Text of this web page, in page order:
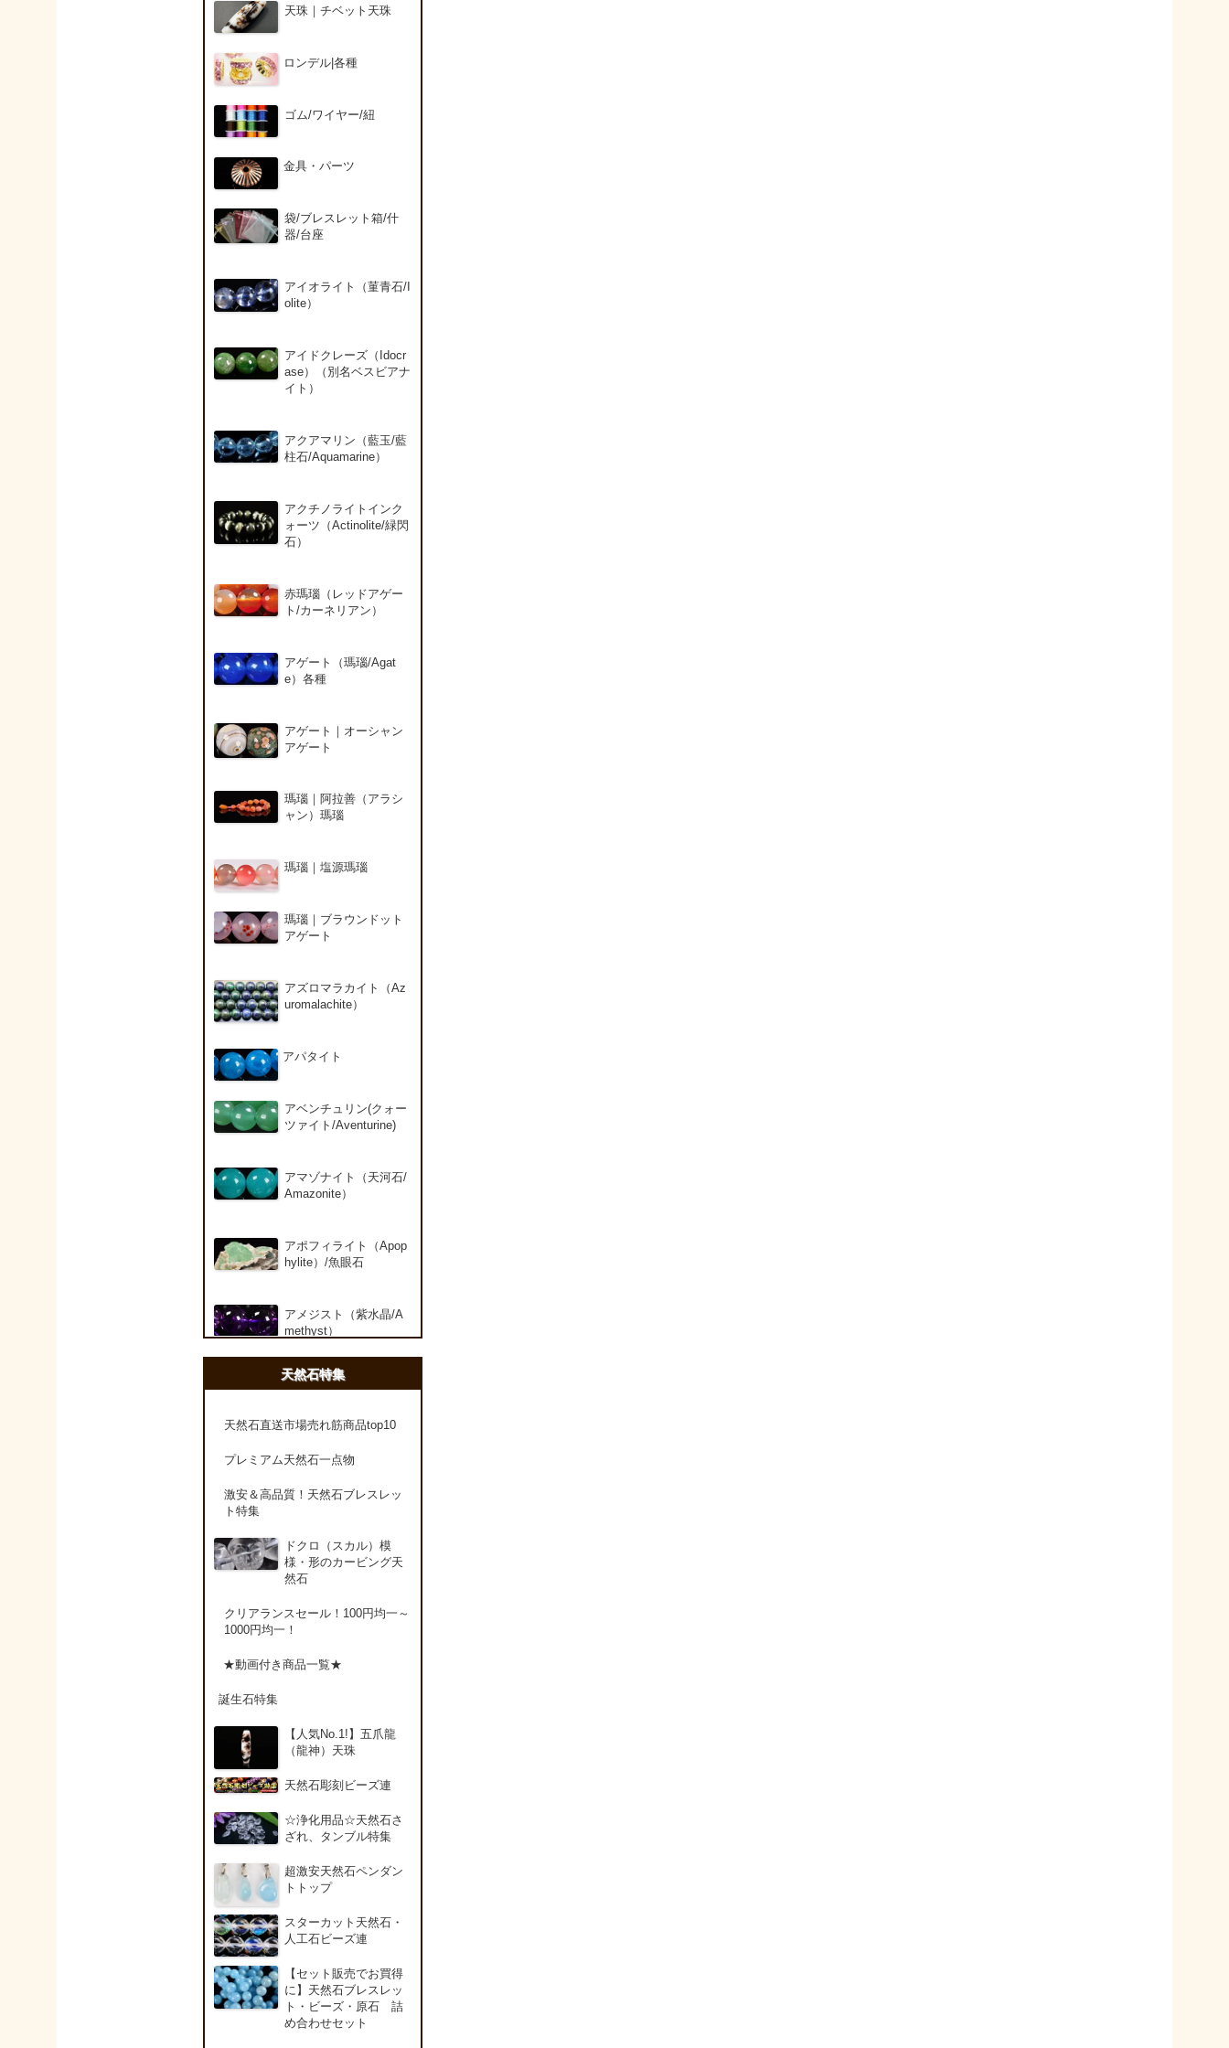
天珠｜チベット天珠
ロンデル|各種
ゴム/ワイヤー/紐
金具・パーツ
袋/ブレスレット箱/什
器/台座
アイオライト（菫青石/I
olite）
アイドクレーズ（Idocr
ase）（別名ベスビアナ
イト）
アクアマリン（藍玉/藍
柱石/Aquamarine）
アクチノライトインク
ォーツ（Actinolite/緑閃
石）
赤瑪瑙（レッドアゲー
ト/カーネリアン）
アゲート（瑪瑙/Agat
e）各種
アゲート｜オーシャン
アゲート
瑪瑙｜阿拉善（アラシ
ャン）瑪瑙
瑪瑙｜塩源瑪瑙
瑪瑙｜ブラウンドット
アゲート
アズロマラカイト（Az
uromalachite）
アパタイト
アベンチュリン(クォー
ツァイト/Aventurine)
アマゾナイト（天河石/
Amazonite）
アポフィライト（Apop
hylite）/魚眼石
アメジスト（紫水晶/A
methyst）
アメシスティンクォー
ラベンダーアメジスト
アラゴナイト（霰石/Ar
アンデシン（チベット
産日長石）
アンフィボールインク
ォーツ(Amphibole)
アンフィボールロック/
ye）
インカローズ（ロード
クロサイト/Rhodochros
インディアンアゲート(I
ndian Agate)
天然石特集
天然石直送市場売れ筋商品top10
プレミアム天然石一点物
激安＆高品質！天然石ブレスレッ
ト特集
ドクロ（スカル）模
様・形のカービング天
然石
クリアランスセール！100円均一～
1000円均一！
★動画付き商品一覧★
誕生石特集
【人気No.1!】五爪龍
（龍神）天珠
天然石彫刻ビーズ連
☆浄化用品☆天然石さ
ざれ、タンブル特集
超激安天然石ペンダン
トトップ
スターカット天然石・
人工石ビーズ連
【セット販売でお買得
に】天然石ブレスレッ
ト・ビーズ・原石 詰
め合わせセット